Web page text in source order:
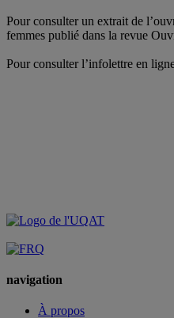
Pour consulter un extrait de
femmes publié dans la revue
Pour consulter l’infolettre en
navigation
À propos